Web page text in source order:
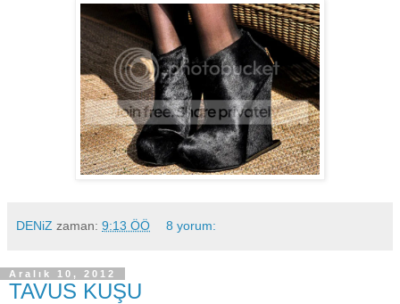
DENiZ zaman: 9:13 ÖÖ 8 yorum:
Aralık 10, 2012
TAVUS KUŞU